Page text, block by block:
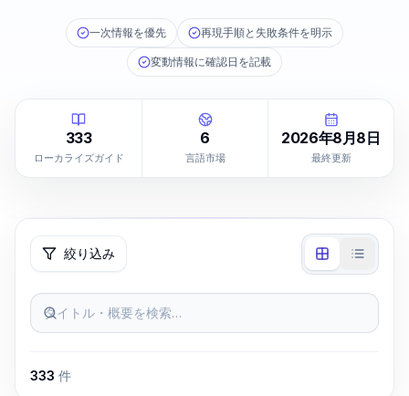
一次情報を優先 再現手順と失敗条件を明示
変動情報に確認日を記載
333
ローカライズガイド
6
言語市場
2026年8月8日
最終更新
絞り込み
タイトル・概要を検索…
333 件